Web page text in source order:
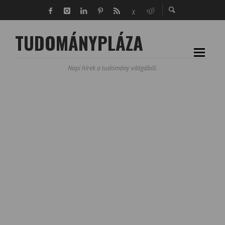
TUDOMÁNYPLÁZA
Napi hírek a tudomány világából.